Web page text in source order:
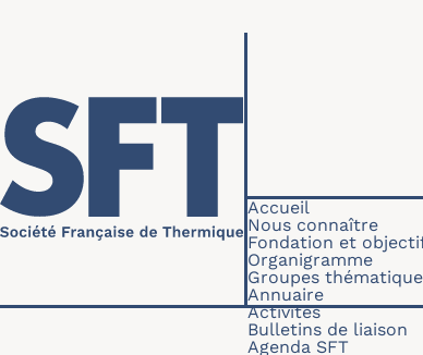
Navigation
Accueil
Nous connaître
Fondation et
Organigramme
Groupes
Annuaire
Activités
Bulletins de liaison
Agenda SFT